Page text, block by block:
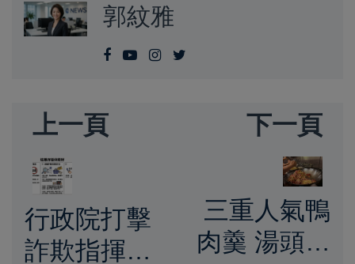
郭紋雅
上一頁
行政院打擊
詐欺指揮中
下一頁
三重人氣鴨
肉羹 湯頭清